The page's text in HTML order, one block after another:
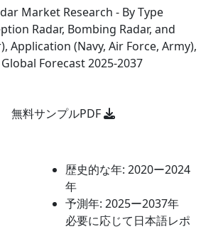
Market Research - By Type
Radar, Bombing Radar, and
Application (Navy, Air Force, Army),
Forecast 2025-2037
無料サンプルPDF
歴史的な年: 2020ー2024
年
予測年: 2025ー2037年
必要に応じて日本語レポ